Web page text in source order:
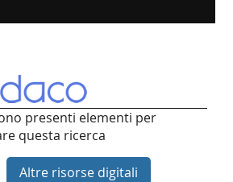
presenti elementi per
questa ricerca
Altre risorse digitali